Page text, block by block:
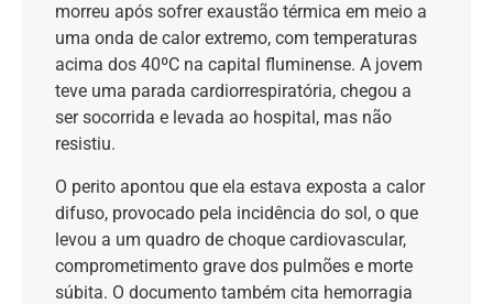
morreu após sofrer exaustão térmica em meio a
uma onda de calor extremo, com temperaturas
acima dos 40ºC na capital fluminense. A jovem
teve uma parada cardiorrespiratória, chegou a
ser socorrida e levada ao hospital, mas não
resistiu.
O perito apontou que ela estava exposta a calor
difuso, provocado pela incidência do sol, o que
levou a um quadro de choque cardiovascular,
comprometimento grave dos pulmões e morte
súbita. O documento também cita hemorragia